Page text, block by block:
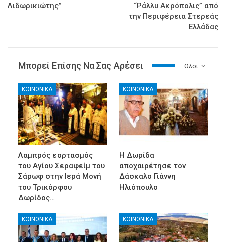
Λιδωρικιώτης”
“Ράλλυ Ακρόπολις” από
την Περιφέρεια Στερεάς
Ελλάδας
Ολοι
Μπορεί Επίσης Να Σας Αρέσει
ΚΟΙΝΩΝΙΚΑ
Λαμπρός εορτασμός
του Αγίου Σεραφείμ του
Σάρωφ στην Ιερά Μονή
του Τρικόρφου
Δωρίδος…
ΚΟΙΝΩΝΙΚΑ
Η Δωρίδα
αποχαιρέτησε τον
Δάσκαλο Γιάννη
Ηλιόπουλο
ΚΟΙΝΩΝΙΚΑ ΚΟΙΝΩΝΙΚΑ